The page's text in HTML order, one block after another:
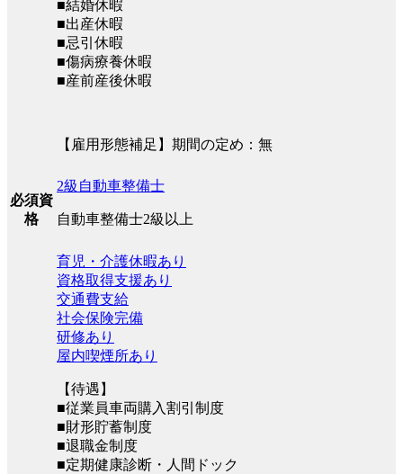
■結婚休暇
■出産休暇
■忌引休暇
■傷病療養休暇
■産前産後休暇
【雇用形態補足】期間の定め：無
必須資
格
2級自動車整備士
自動車整備士2級以上
育児・介護休暇あり
資格取得支援あり
交通費支給
社会保険完備
研修あり
屋内喫煙所あり
【待遇】
■従業員車両購入割引制度
■財形貯蓄制度
■退職金制度
■定期健康診断・人間ドック